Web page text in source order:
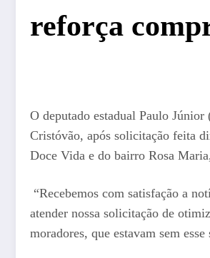
reforça
O deputado estadual Paulo
Cristóvão, após solicitação feita
Doce Vida e do bairro Rosa
“Recebemos com satisfação a
atender nossa solicitação de
moradores, que estavam sem